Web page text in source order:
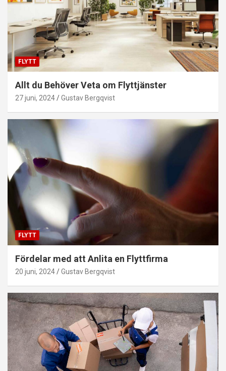
FLYTT
Allt du Behöver Veta om Flyttjänster
27 juni, 2024 Gustav Bergqvist
FLYTT
Fördelar med att Anlita en Flyttfirma
20 juni, 2024 Gustav Bergqvist